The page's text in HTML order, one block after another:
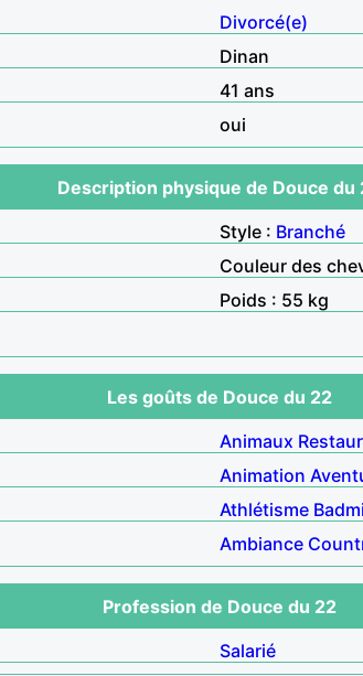
Divorcé(e)
Dinan
41 ans
oui
Description physique de Douce du
Style : Branché
Couleur des
Poids : 55 kg
Les goûts de Douce du 22
Animaux
Animation
Athlétisme
Ambiance
Profession de Douce du 22
Salarié